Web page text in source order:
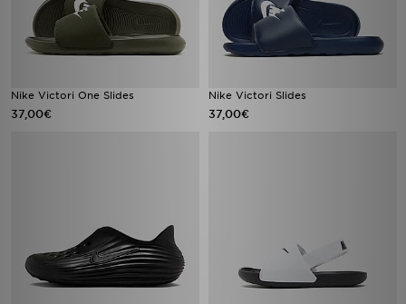
Nike Victori One Slides
37,00€
Nike Victori Slides
37,00€